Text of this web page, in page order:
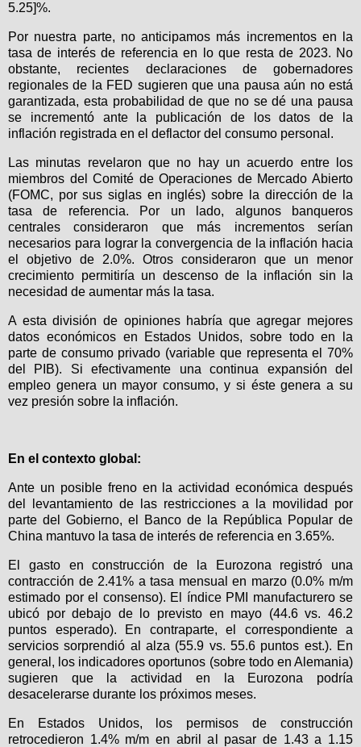
5.25]%.
Por nuestra parte, no anticipamos más incrementos en la
tasa de interés de referencia en lo que resta de 2023. No
obstante, recientes declaraciones de gobernadores
regionales de la FED sugieren que una pausa aún no está
garantizada, esta probabilidad de que no se dé una pausa
se incrementó ante la publicación de los datos de la
inflación registrada en el deflactor del consumo personal.
Las minutas revelaron que no hay un acuerdo entre los
miembros del Comité de Operaciones de Mercado Abierto
(FOMC, por sus siglas en inglés) sobre la dirección de la
tasa de referencia. Por un lado, algunos banqueros
centrales consideraron que más incrementos serían
necesarios para lograr la convergencia de la inflación hacia
el objetivo de 2.0%. Otros consideraron que un menor
crecimiento permitiría un descenso de la inflación sin la
necesidad de aumentar más la tasa.
A esta división de opiniones habría que agregar mejores
datos económicos en Estados Unidos, sobre todo en la
parte de consumo privado (variable que representa el 70%
del PIB). Si efectivamente una continua expansión del
empleo genera un mayor consumo, y si éste genera a su
vez presión sobre la inflación.
En el contexto global:
Ante un posible freno en la actividad económica después
del levantamiento de las restricciones a la movilidad por
parte del Gobierno, el Banco de la República Popular de
China mantuvo la tasa de interés de referencia en 3.65%.
El gasto en construcción de la Eurozona registró una
contracción de 2.41% a tasa mensual en marzo (0.0% m/m
estimado por el consenso). El índice PMI manufacturero se
ubicó por debajo de lo previsto en mayo (44.6 vs. 46.2
puntos esperado). En contraparte, el correspondiente a
servicios sorprendió al alza (55.9 vs. 55.6 puntos est.). En
general, los indicadores oportunos (sobre todo en Alemania)
sugieren que la actividad en la Eurozona podría
desacelerarse durante los próximos meses.
En Estados Unidos, los permisos de construcción
retrocedieron 1.4% m/m en abril al pasar de 1.43 a 1.15